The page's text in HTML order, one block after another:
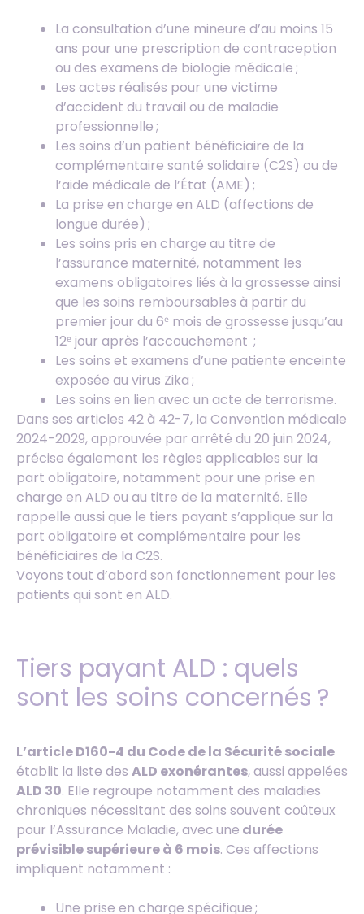
La consultation d’une mineure d’au moins 15
ans pour une prescription de contraception
ou des examens de biologie médicale ;
Les actes réalisés pour une victime
d’accident du travail ou de maladie
professionnelle ;
Les soins d’un patient bénéficiaire de la
complémentaire santé solidaire (C2S) ou de
l’aide médicale de l’État (AME) ;
La prise en charge en ALD (affections de
longue durée) ;
Les soins pris en charge au titre de
l’assurance maternité, notamment les
examens obligatoires liés à la grossesse ainsi
que les soins remboursables à partir du
premier jour du 6ᵉ mois de grossesse jusqu’au
12ᵉ jour après l’accouchement ;
Les soins et examens d’une patiente enceinte
exposée au virus Zika ;
Les soins en lien avec un acte de terrorisme.
Dans ses articles 42 à 42-7, la Convention médicale
2024-2029, approuvée par arrêté du 20 juin 2024,
précise également les règles applicables sur la
part obligatoire, notamment pour une prise en
charge en ALD ou au titre de la maternité. Elle
rappelle aussi que le tiers payant s’applique sur la
part obligatoire et complémentaire pour les
bénéficiaires de la C2S.
Voyons tout d’abord son fonctionnement pour les
patients qui sont en ALD.
Tiers payant ALD : quels
sont les soins concernés ?
L’article D160-4 du Code de la Sécurité sociale
établit la liste des ALD exonérantes, aussi appelées
ALD 30. Elle regroupe notamment des maladies
chroniques nécessitant des soins souvent coûteux
pour l’Assurance Maladie, avec une durée
prévisible supérieure à 6 mois. Ces affections
impliquent notamment :
Une prise en charge spécifique ;